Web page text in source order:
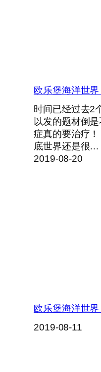
欧乐堡海洋世
时间已经过去2
以发的题材倒
症真的要治疗
底世界还是很…
2019-08-20
欧乐堡海洋世
2019-08-11